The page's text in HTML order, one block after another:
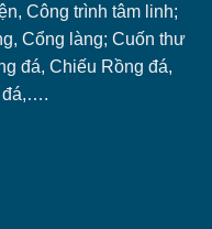
Công trình tâm linh;
Cổng làng; Cuốn thư
đá, Chiếu Rồng đá,
đá,….